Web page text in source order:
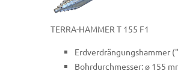
TERRA-HAMMER T 155 F1
Erdverdrängungshammer
Bohrdurchmesser: ø 155